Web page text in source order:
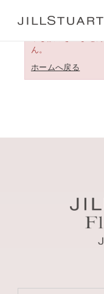
ん。
ホームへ戻る